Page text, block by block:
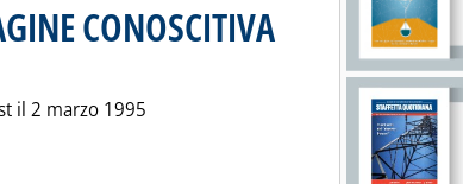
CONOSCITIVA
il 2 marzo 1995